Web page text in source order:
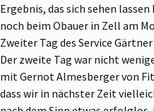
Ergebnis, das sich sehen
noch beim Obauer in Zell am
Zweiter Tag des Service
Der zweite Tag war nicht
mit Gernot Almesberger von
dass wir in nächster Zeit